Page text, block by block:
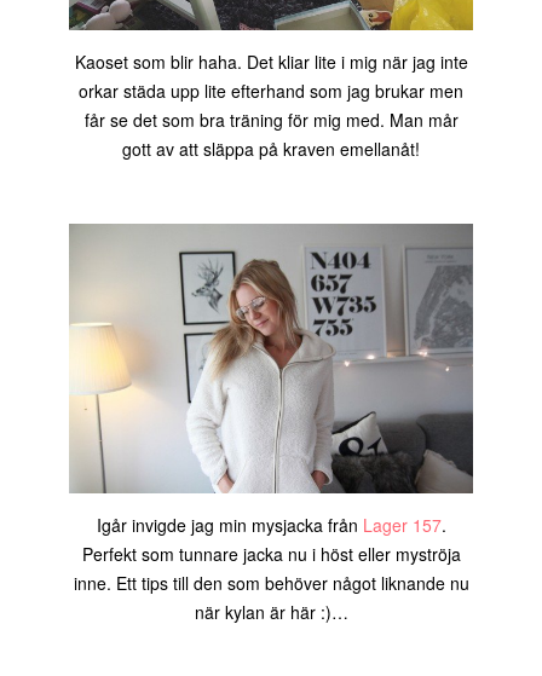
Kaoset som blir haha. Det kliar lite i mig när jag inte
orkar städa upp lite efterhand som jag brukar men
får se det som bra träning för mig med. Man mår
gott av att släppa på kraven emellanåt!
Igår invigde jag min mysjacka från Lager 157.
Perfekt som tunnare jacka nu i höst eller myströja
inne. Ett tips till den som behöver något liknande nu
när kylan är här :)…